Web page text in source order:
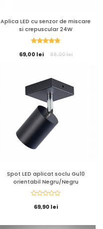
Aplica LED cu senzor de miscare
si crepuscular 24W
69,00 lei 99,00 lei
Spot LED aplicat soclu Gu10
orientabil Negru/Negru
69,90 lei